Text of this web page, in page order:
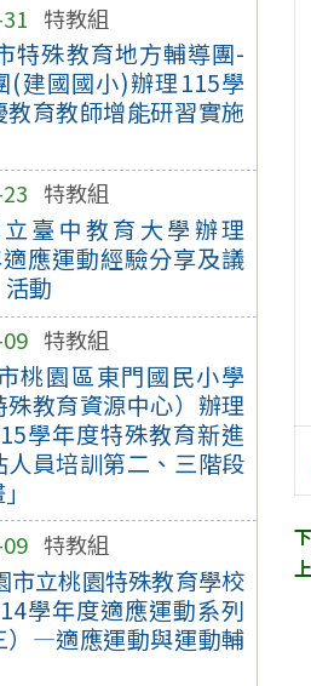
特教組
特殊教育地方輔導團-
(建國國小)辦理115學
教育教師增能研習實施
特教組
臺中教育大學辦理
適應運動經驗分享及議
動
特教組
桃園區東門國民小學
殊教育資源中心）辦理
學年度特殊教育新進
人員培訓第二、三階段
特教組
市立桃園特殊教育學校
學年度適應運動系列
）—適應運動與運動輔